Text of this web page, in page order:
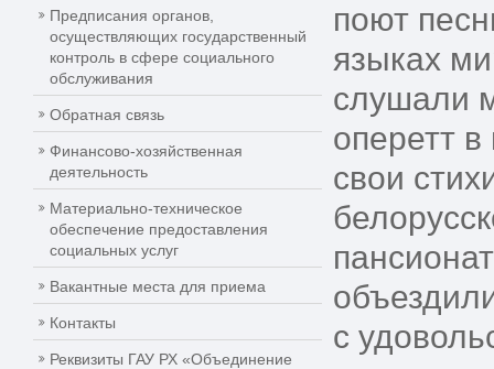
Предписания органов,
осуществляющих государственный
контроль в сфере социального
обслуживания
Обратная связь
Финансово-хозяйственная
деятельность
Материально-техническое
обеспечение предоставления
социальных услуг
Вакантные места для приема
Контакты
Реквизиты ГАУ РХ «Объединение
поют
языках
слушали
оперетт
свои
с